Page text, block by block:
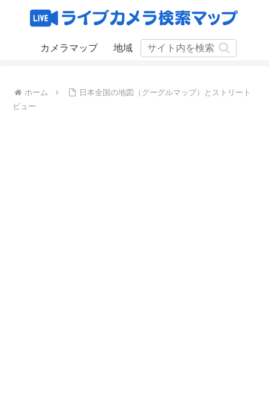
カメラマップ 地域
ホーム
日本全国の地図（グーグルマップ）とストリート
ビュー